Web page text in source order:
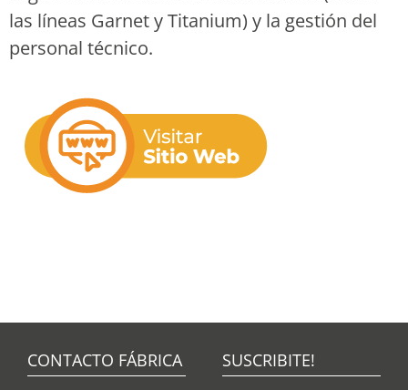
las líneas Garnet y Titanium) y la gestión del
personal técnico.
CONTACTO FÁBRICA SUSCRIBITE!